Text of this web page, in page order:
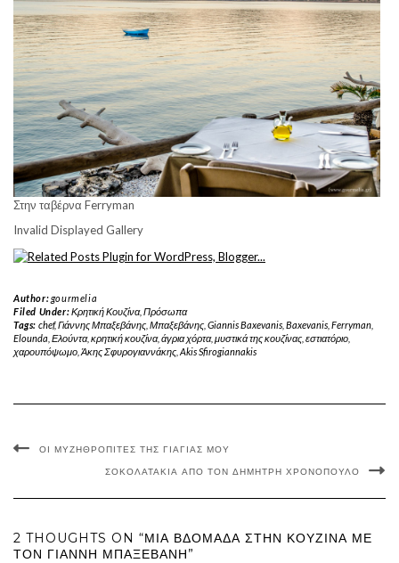
Στην ταβέρνα Ferryman
Invalid Displayed Gallery
Author:gourmelia
Filed Under:Κρητική Κουζίνα, Πρόσωπα
Tags: chef,Γιάννης Μπαξεβάνης, Μπαξεβάνης, Giannis Baxevanis, Baxevanis, Ferryman,
Elounda Ελούντα, κρητική κουζίνα, άγρια χόρτα, μυστικά της κουζίνας εστιατόριο
χαρουπόψωμο Άκης Σφυρογιαννάκης Akis Sfirogiannakis
ΟΙ ΜΥΖΗΘΡΌΠΙΤΕΣ ΤΗΣ ΓΙΑΓΙΆΣ ΜΟΥ
ΣΟΚΟΛΑΤΆΚΙΑ ΑΠΌ ΤΟΝ ΔΗΜΉΤΡΗ ΧΡΟΝΌΠΟΥΛΟ
2 THOUGHTS ON “ΜΙΑ ΒΔΟΜΆΔΑ ΣΤΗΝ ΚΟΥΖΊΝΑ ΜΕ
ΤΟΝ ΓΙΆΝΝΗ ΜΠΑΞΕΒΆΝΗ”